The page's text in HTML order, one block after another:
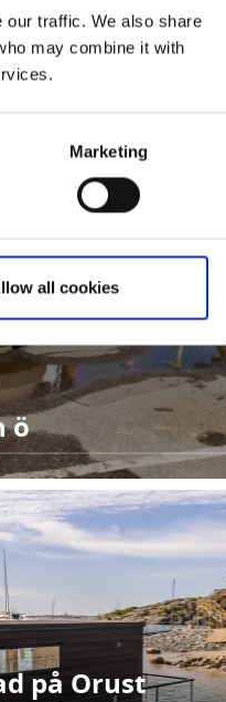
our traffic. We also share
may combine it with
Marketing
all cookies
ö
på Orust